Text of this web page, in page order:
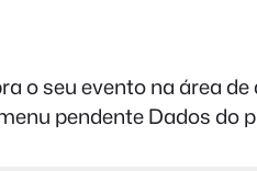
o seu evento na área
pendente Dados do